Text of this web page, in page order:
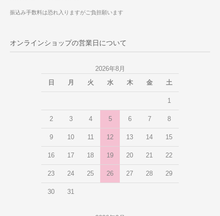
振込み手数料は恐れ入りますがご負担願います
オンラインショップの営業日について
2026年8月
日
月 火 水 木 金 土
1
2 3 4 5 6 7 8
9 10 11 12 13 14 15
16 17 18 19 20 21 22
23 24 25 26 27 28 29
30 31